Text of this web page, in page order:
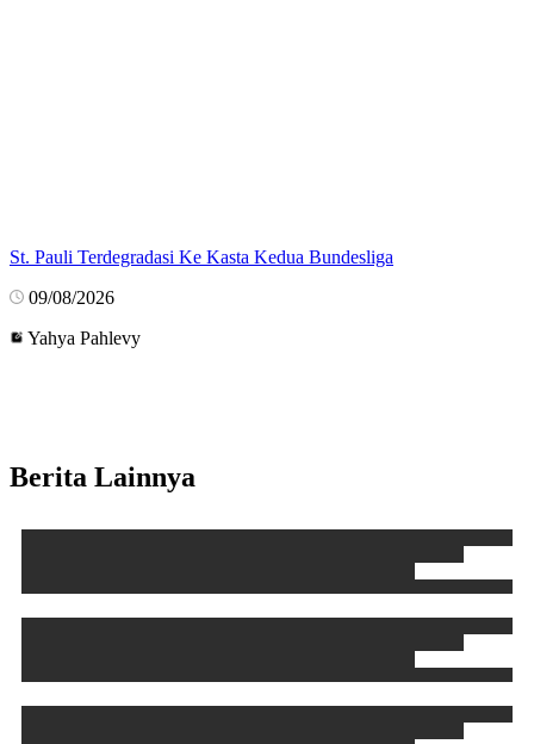
St. Pauli Terdegradasi Ke Kasta Kedua Bundesliga
09/08/2026
Yahya Pahlevy
Berita Lainnya